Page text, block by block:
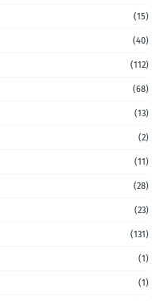
(15)
(40)
(112)
(68)
(13)
(2)
(11)
(28)
(23)
(131)
(1)
(1)